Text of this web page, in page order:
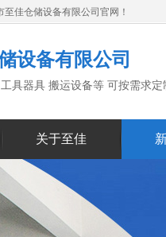
佳仓储设备有限公司官网！
设备有限公司
具器具 搬运设备等 可按需求定
关于至佳